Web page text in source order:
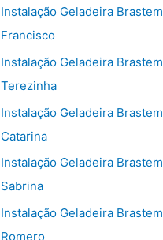
Instalação Geladeira
Francisco
Instalação Geladeira
Terezinha
Instalação Geladeira
Catarina
Instalação Geladeira
Sabrina
Instalação Geladeira
Romero